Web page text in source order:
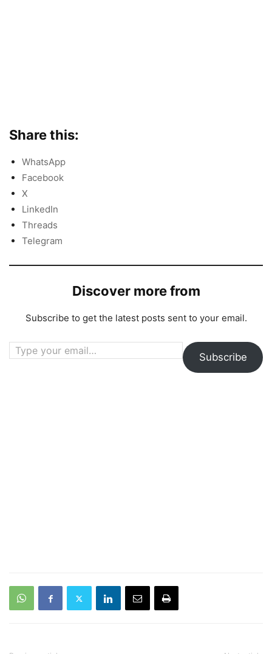
Share this:
WhatsApp
Facebook
X
LinkedIn
Threads
Telegram
Discover more from
Subscribe to get the latest posts sent to your email.
Type your email…
Subscribe